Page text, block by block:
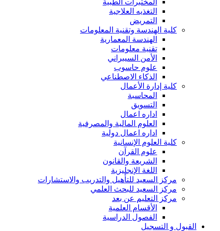
المختبرات الطبية
التغذيه العلاجية
التمريض
كلية الهندسة وتقنية المعلومات
الهندسة المعمارية
تقنية معلومات
الأمن السيبراني
علوم حاسوب
الذكاء الاصطناعي
كلية إدارة الأعمال
المحاسبة
التسويق
اداره اعمال
العلوم المالية والمصرفية
اداره اعمال دولية
كلية العلوم الإنسانية
علوم القرآن
الشريعة والقانون
اللغة الإنجليزية
مركز السعيد للتأهيل والتدريب والاستشارات
مركز السعيد للبحث العلمي
مركز التعليم عن بعد
الأقسام العلمية
الفصول الدراسية
القبول و التسجيل